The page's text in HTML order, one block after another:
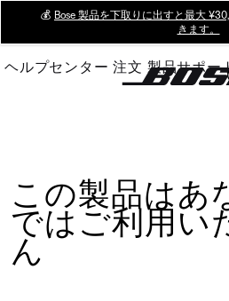
Main
💰 Bose 製品を下取りに出すと最大
きます。
ヘルプセンター 注文 製品サポー
この製品はあ
ではご利用い
ん